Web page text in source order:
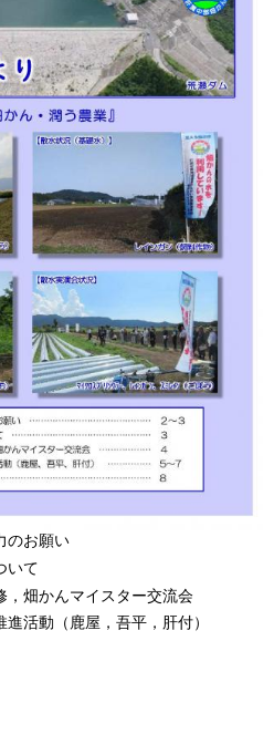
のお願い
いて
，畑かんマイスター交流会
活動（鹿屋，吾平，肝付）